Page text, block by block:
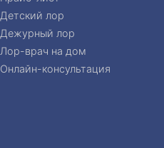
Детский лор
Дежурный лор
Лор-врач на дом
Онлайн-консультация